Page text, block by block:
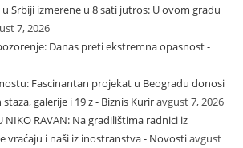
Srbiji izmerene u 8 sati jutros: U ovom gradu
7, 2026
Danas preti ekstremna opasnost -
Fascinantan projekat u Beogradu donosi
galerije i 19 z - Biznis Kuriravgust 7, 2026
NIKO RAVAN: Na gradilištima radnici iz
vraćaju i naši iz inostranstva - Novostiavgust